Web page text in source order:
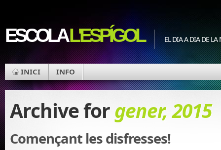
ESCOLAL'ESPÍGOL EL DIA A DIA DE LA
INICI INFO
Archive forgener, 2015
Començant les disfresses!